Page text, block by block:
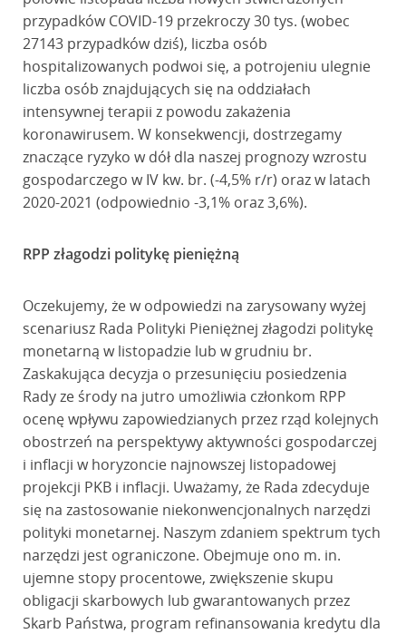
przypadków COVID-19 przekroczy 30 tys. (wobec
27143 przypadków dziś), liczba osób
hospitalizowanych podwoi się, a potrojeniu ulegnie
liczba osób znajdujących się na oddziałach
intensywnej terapii z powodu zakażenia
koronawirusem. W konsekwencji, dostrzegamy
znaczące ryzyko w dół dla naszej prognozy wzrostu
gospodarczego w IV kw. br. (-4,5% r/r) oraz w latach
2020-2021 (odpowiednio -3,1% oraz 3,6%).
RPP złagodzi politykę pieniężną
Oczekujemy, że w odpowiedzi na zarysowany wyżej
scenariusz Rada Polityki Pieniężnej złagodzi politykę
monetarną w listopadzie lub w grudniu br.
Zaskakująca decyzja o przesunięciu posiedzenia
Rady ze środy na jutro umożliwia członkom RPP
ocenę wpływu zapowiedzianych przez rząd kolejnych
obostrzeń na perspektywy aktywności gospodarczej
i inflacji w horyzoncie najnowszej listopadowej
projekcji PKB i inflacji. Uważamy, że Rada zdecyduje
się na zastosowanie niekonwencjonalnych narzędzi
polityki monetarnej. Naszym zdaniem spektrum tych
narzędzi jest ograniczone. Obejmuje ono m. in.
ujemne stopy procentowe, zwiększenie skupu
obligacji skarbowych lub gwarantowanych przez
Skarb Państwa, program refinansowania kredytu dla